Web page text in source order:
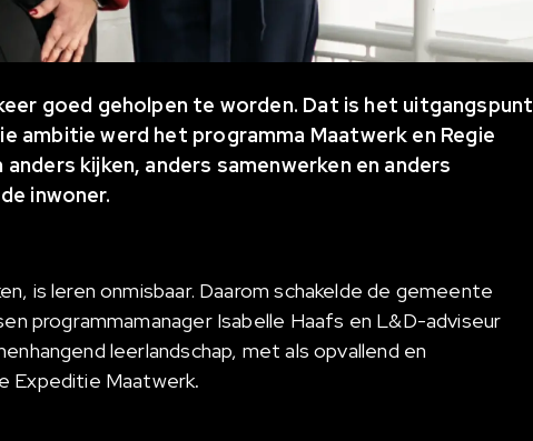
goed geholpen te worden. Dat is het uitgangspunt
ambitie werd het programma Maatwerk en Regie
kijken, anders samenwerken en anders
inwoner.
is leren onmisbaar. Daarom schakelde de gemeente
programmamanager Isabelle Haafs en L&D-adviseur
leerlandschap, met als opvallend en
Expeditie Maatwerk.